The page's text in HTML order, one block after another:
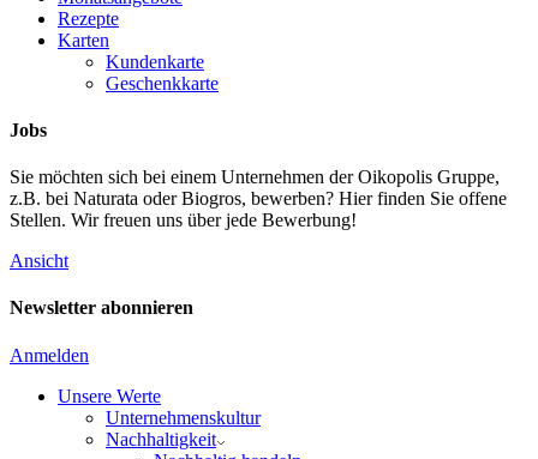
Rezepte
Karten
Kundenkarte
Geschenkkarte
Jobs
Sie möchten sich bei einem Unternehmen der Oikopolis Gruppe,
z.B. bei Naturata oder Biogros, bewerben? Hier finden Sie offene
Stellen. Wir freuen uns über jede Bewerbung!
Ansicht
Newsletter abonnieren
Anmelden
Unsere Werte
Unternehmenskultur
Nachhaltigkeit